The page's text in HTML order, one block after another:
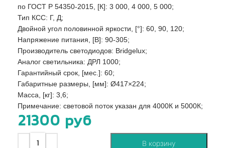
по ГОСТ Р 54350-2015, [К]: 3 000, 4 000, 5 000;
Тип КСС: Г, Д;
Двойной угол половинной яркости, [°]: 60, 90, 120;
Напряжение питания, [В]: 90-305;
Производитель светодиодов: Bridgelux;
Аналог светильника: ДРЛ 1000;
Гарантийный срок, [мес.]: 60;
Габаритные размеры, [мм]: Ø417×224;
Масса, [кг]: 3,6;
Примечание: световой поток указан для 4000К и 5000К;
21300 руб
В корзину